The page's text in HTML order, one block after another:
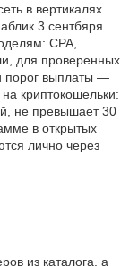
в вертикалях
3 сентбяря
CPA,
для проверенных
порог выплаты —
криптокошельки:
не превышает 30
в открытых
лично через
из каталога, а